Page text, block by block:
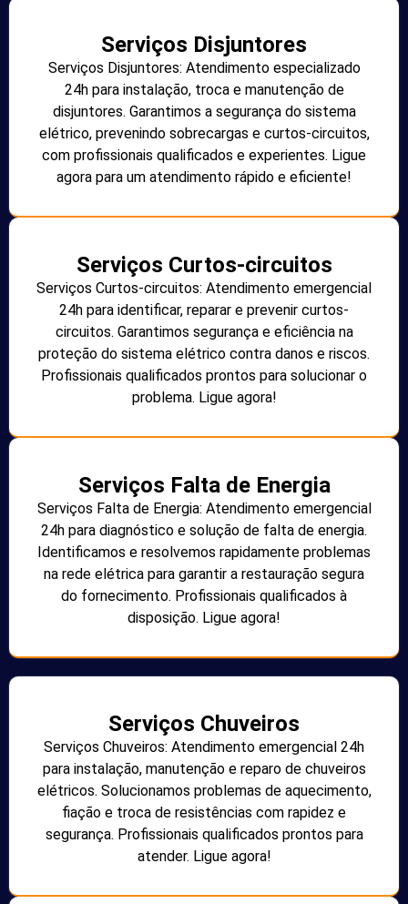
Serviços Disjuntores
Serviços Disjuntores: Atendimento especializado
24h para instalação, troca e manutenção de
disjuntores. Garantimos a segurança do sistema
elétrico, prevenindo sobrecargas e curtos-circuitos,
com profissionais qualificados e experientes. Ligue
agora para um atendimento rápido e eficiente!
Serviços Curtos-circuitos
Serviços Curtos-circuitos: Atendimento emergencial
24h para identificar, reparar e prevenir curtos-
circuitos. Garantimos segurança e eficiência na
proteção do sistema elétrico contra danos e riscos.
Profissionais qualificados prontos para solucionar o
problema. Ligue agora!
Serviços Falta de Energia
Serviços Falta de Energia: Atendimento emergencial
24h para diagnóstico e solução de falta de energia.
Identificamos e resolvemos rapidamente problemas
na rede elétrica para garantir a restauração segura
do fornecimento. Profissionais qualificados à
disposição. Ligue agora!
Serviços Chuveiros
Serviços Chuveiros: Atendimento emergencial 24h
para instalação, manutenção e reparo de chuveiros
elétricos. Solucionamos problemas de aquecimento,
fiação e troca de resistências com rapidez e
segurança. Profissionais qualificados prontos para
atender. Ligue agora!